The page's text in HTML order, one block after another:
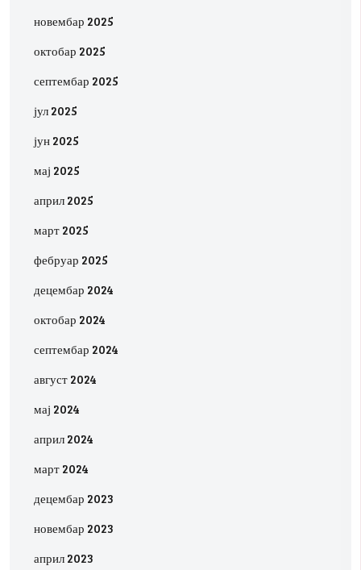
новембар 2025
октобар 2025
септембар 2025
јул 2025
јун 2025
мај 2025
април 2025
март 2025
фебруар 2025
децембар 2024
октобар 2024
септембар 2024
август 2024
мај 2024
април 2024
март 2024
децембар 2023
новембар 2023
април 2023